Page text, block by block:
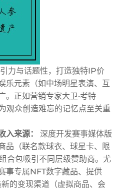
力与话题性，打造独特IP价
乐元素（如中场明星表演、互
。正如营销专家大卫·考特
观众创造难忘的记忆点至关重
入来源：
深度开发赛事媒体版
品（联名款球衣、球星卡、限
合包吸引不同层级赞助商。尤
事专属NFT数字藏品、提供
的变现渠道（虚拟商品、会